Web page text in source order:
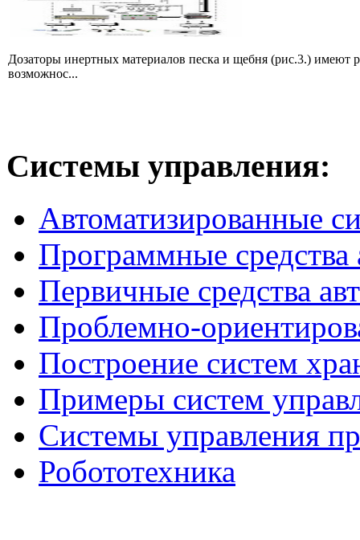
Дозаторы инертных материалов песка и щебня (рис.3.) имеют
возможнос...
Системы управления:
Автоматизированные
Программные средства
Первичные средства
Проблемно-
Построение систем
Примеры систем
Системы управления
Робототехника